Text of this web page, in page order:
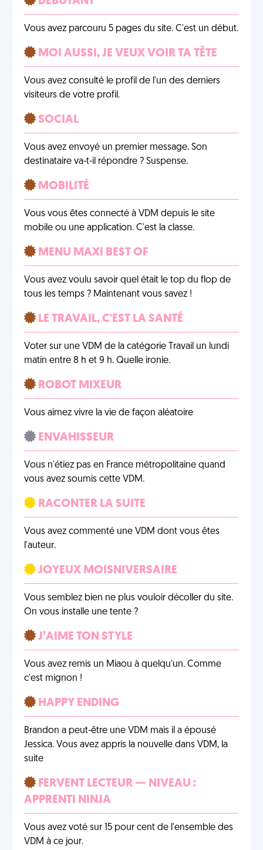
Vous avez parcouru 5 pages du site. C'est un début.
MOI AUSSI, JE VEUX VOIR TA TÊTE
Vous avez consulté le profil de l'un des derniers
visiteurs de votre profil.
SOCIAL
Vous avez envoyé un premier message. Son
destinataire va-t-il répondre ? Suspense.
MOBILITÉ
Vous vous êtes connecté à VDM depuis le site
mobile ou une application. C'est la classe.
MENU MAXI BEST OF
Vous avez voulu savoir quel était le top du flop de
tous les temps ? Maintenant vous savez !
LE TRAVAIL, C'EST LA SANTÉ
Voter sur une VDM de la catégorie Travail un lundi
matin entre 8 h et 9 h. Quelle ironie.
ROBOT MIXEUR
Vous aimez vivre la vie de façon aléatoire
ENVAHISSEUR
Vous n'étiez pas en France métropolitaine quand
vous avez soumis cette VDM.
RACONTER LA SUITE
Vous avez commenté une VDM dont vous êtes
l'auteur.
JOYEUX MOISNIVERSAIRE
Vous semblez bien ne plus vouloir décoller du site.
On vous installe une tente ?
J’AIME TON STYLE
Vous avez remis un Miaou à quelqu'un. Comme
c'est mignon !
HAPPY ENDING
Brandon a peut-être une VDM mais il a épousé
Jessica. Vous avez appris la nouvelle dans VDM, la
suite
FERVENT LECTEUR — NIVEAU :
APPRENTI NINJA
Vous avez voté sur 15 pour cent de l'ensemble des
VDM à ce jour.